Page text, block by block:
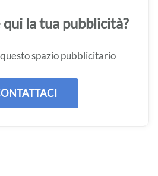
la tua pubblicità?
spazio pubblicitario